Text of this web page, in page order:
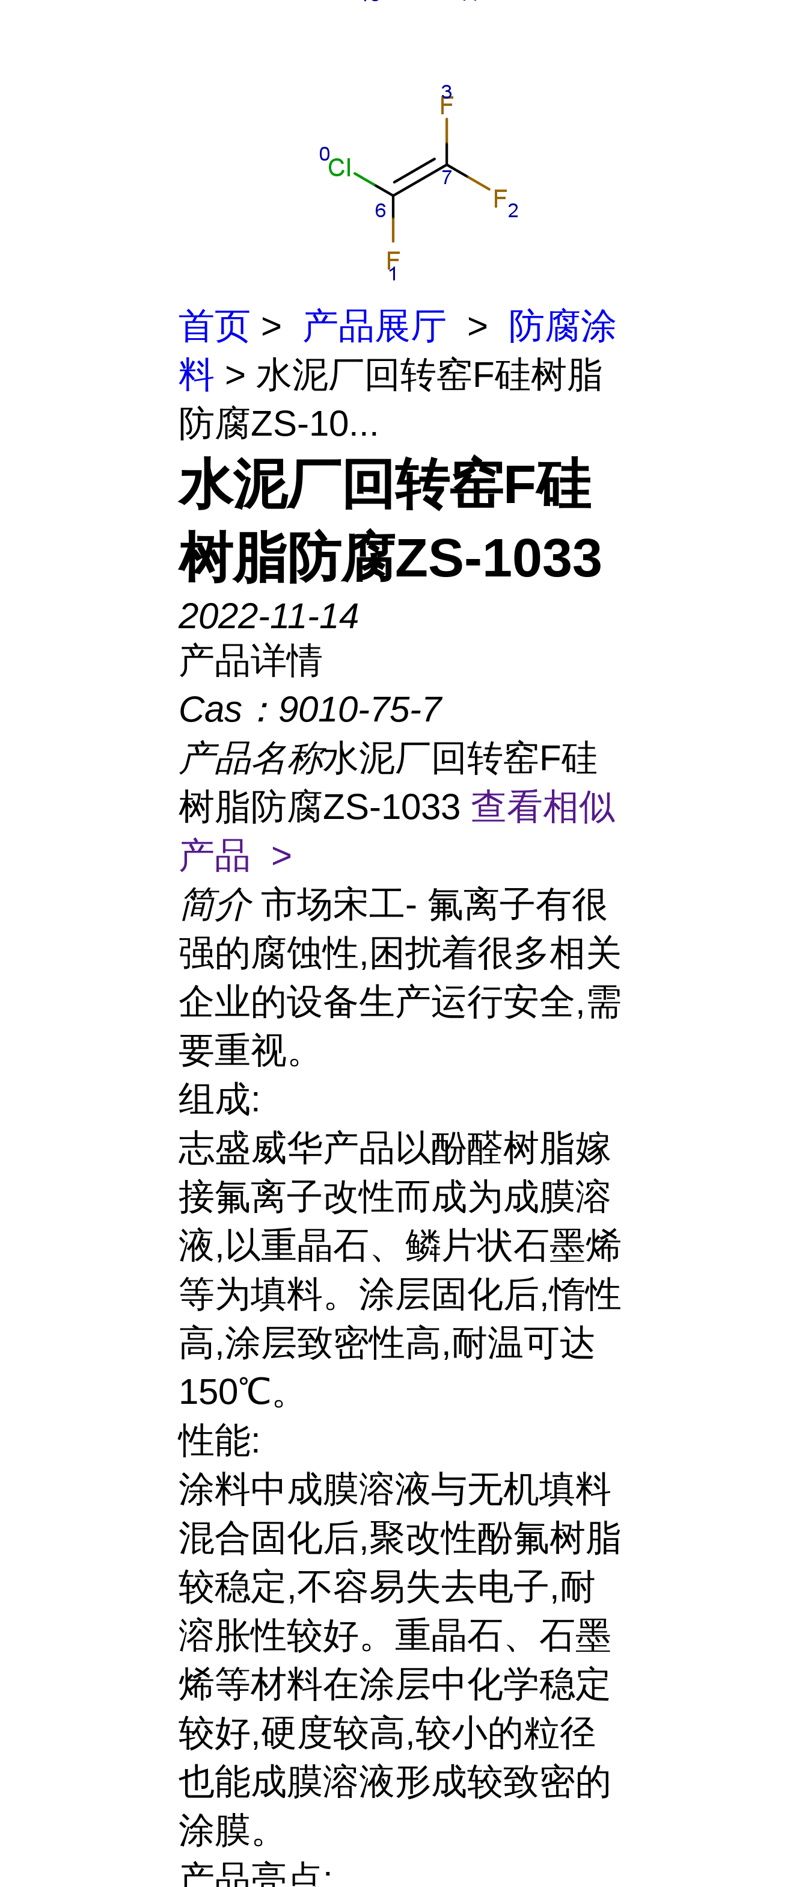
首页 > 产品展厅 >
防腐涂
料 > 水泥厂回转窑F硅树脂
防腐ZS-10...
水泥厂回转窑F硅
树脂防腐ZS-1033
2022-11-14
产品详情
Cas： 9010-75-7
产品名称水泥厂回转窑F硅
树脂防腐ZS-1033 查看相似
产品 >
简介 市场宋工- 氟离子有很
强的腐蚀性,困扰着很多相关
企业的设备生产运行安全,需
要重视。
组成:
志盛威华产品以酚醛树脂嫁
接氟离子改性而成为成膜溶
液,以重晶石、鳞片状石墨烯
等为填料。涂层固化后,惰性
高,涂层致密性高,耐温可达
150℃。
性能:
涂料中成膜溶液与无机填料
混合固化后,聚改性酚氟树脂
较稳定,不容易失去电子,耐
溶胀性较好。重晶石、石墨
烯等材料在涂层中化学稳定
较好,硬度较高,较小的粒径
也能成膜溶液形成较致密的
涂膜。
产品亮点: